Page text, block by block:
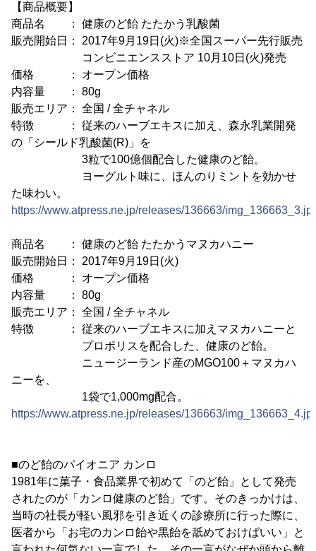
【商品概要】
商品名 ： 健康のど飴 たたかう乳酸菌
販売開始日： 2017年9月19日(火)※全国スーパー先行販売
コンビニエンスストア 10月10日(火)発売
価格 ： オープン価格
内容量 ： 80g
販売エリア： 全国 / 全チャネル
特徴 ： 従来のハーブエキスに加え、森永乳業開発
の「シールド乳酸菌(R)」を
3粒で100億個配合した健康のど飴。
ヨーグルト味に、ほんのりミントを効かせ
た味わい。
https://www.atpress.ne.jp/releases/136663/
商品名 ： 健康のど飴 たたかうマヌカハニー
販売開始日： 2017年9月19日(火)
価格 ： オープン価格
内容量 ： 80g
販売エリア： 全国 / 全チャネル
特徴 ： 従来のハーブエキスに加えマヌカハニーと
プロポリスを配合した、健康のど飴。
ニュージーランド産のMGO100＋マヌカハ
ニーを、
1袋で1,000mg配合。
https://www.atpress.ne.jp/releases/136663/
■のど飴のパイオニア カンロ
1981年に菓子・食品業界で初めて「のど飴」として発売
されたのが「カンロ健康のど飴」です。そのきっかけは、
当時の社長が軽い風邪を引き近くの診療所に行った際に、
医者から「お宅のカンロ飴や黒飴を舐めておけばいい」と